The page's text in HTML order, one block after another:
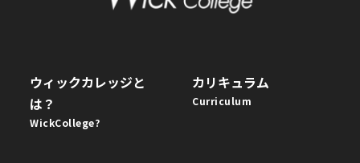
ウィックカレッジと
は？
WickCollege?
カリキュラム
Curriculum